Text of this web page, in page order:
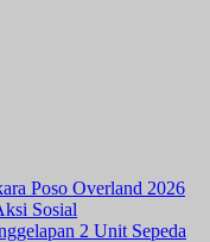
Poso Overland 2026
Sosial
2 Unit Sepeda